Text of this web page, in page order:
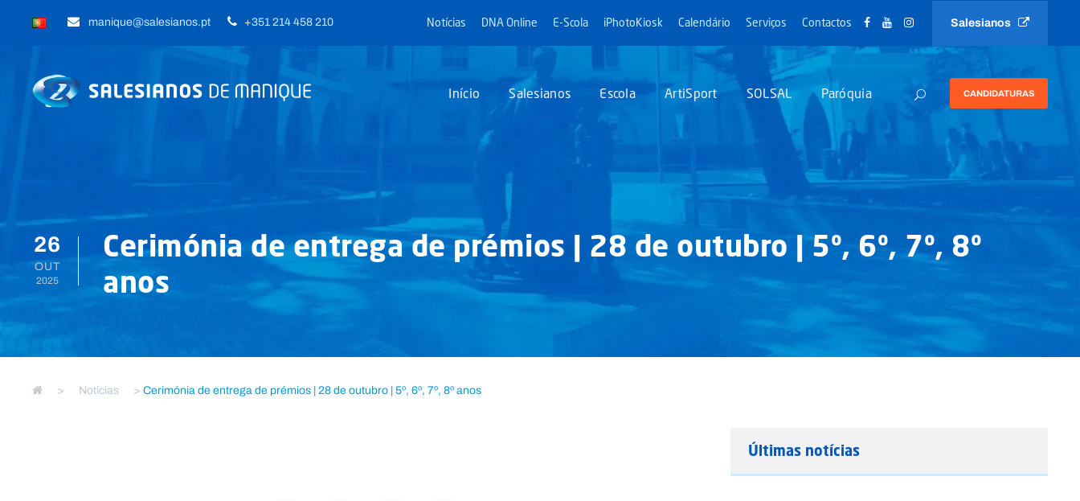
manique@salesianos.pt +351 214 458 210 Notícias DNA Online E-Scola iPhotoKiosk Calendário Serviços Contactos Salesianos
Início Salesianos Escola ArtiSport SOLSAL Paróquia CANDIDATURAS
26
OUT
2025
Cerimónia de entrega de prémios | 28 de outubro | 5º, 6º, 7º, 8º
anos
> Notícias >Cerimónia de entrega de prémios | 28 de outubro | 5º, 6º, 7º, 8º anos
Últimas notícias